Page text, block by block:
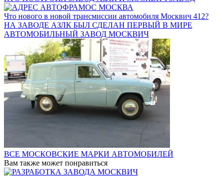
Что нового в новой трансмиссии автомобиля Москвич 412?
НА ЗАВОДЕ АЗЛК БЫЛ СДЕЛАН ПЕРВЫЙ В МИРЕ
АВТОМОБИЛЬНЫЙ ЗАВОД МОСКВИЧ
ВСЕ МОСКОВСКИЕ МАРКИ АВТОМОБИЛЕЙ
Вам также может понравиться